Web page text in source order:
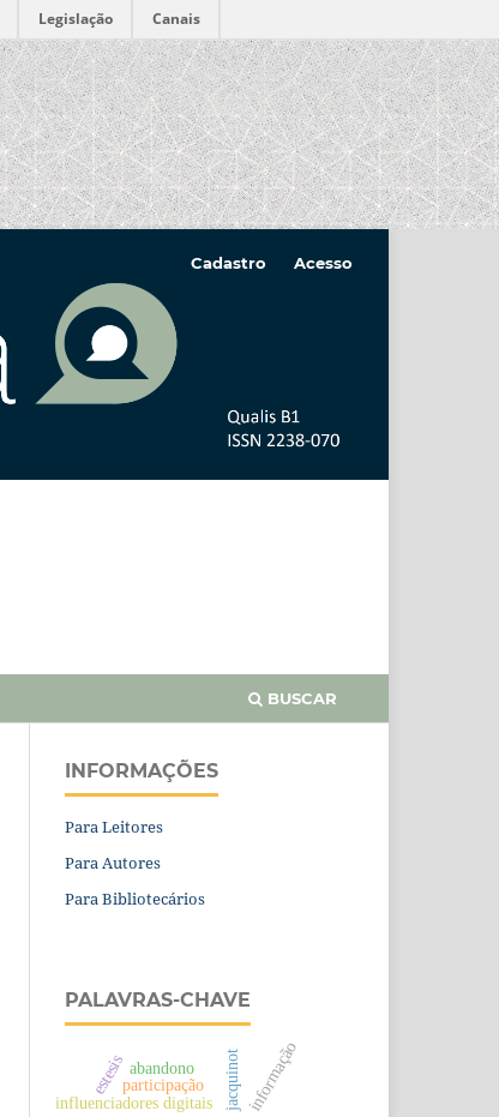
Legislação Canais
BUSCAR
Cadastro Acesso
INFORMAÇÕES
Para Leitores
Para Autores
Para Bibliotecários
PALAVRAS-CHAVE
influenciadores digitais
jacquinot
participação informação
estesisabandono